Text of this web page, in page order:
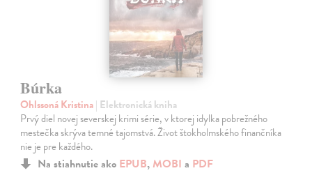
Búrka
Ohlssoná Kristina| Elektronická kniha
Prvý diel novej severskej krimi série, v ktorej idylka pobrežného
mestečka skrýva temné tajomstvá. Život štokholmského finančníka
nie je pre každého.
Na stiahnutie ako EPUB, MOBI a PDF